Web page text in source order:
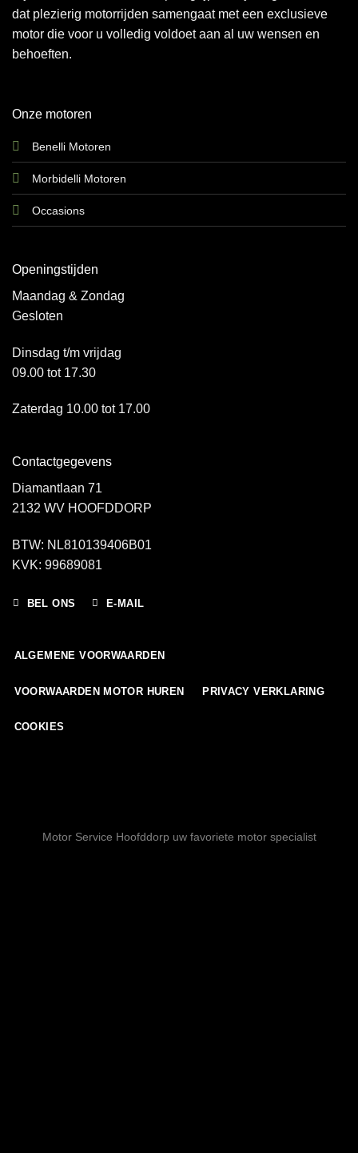
dat plezierig motorrijden samengaat met een exclusieve
motor die voor u volledig voldoet aan al uw wensen en
behoeften.
Onze motoren
Benelli Motoren
Morbidelli Motoren
Occasions
Openingstijden
Maandag & Zondag
Gesloten
Dinsdag t/m vrijdag
09.00 tot 17.30
Zaterdag 10.00 tot 17.00
Contactgegevens
Diamantlaan 71
2132 WV HOOFDDORP
BTW: NL810139406B01
KVK: 99689081
BEL ONS E-MAIL
ALGEMENE VOORWAARDEN
VOORWAARDEN MOTOR HUREN PRIVACY VERKLARING
COOKIES
Motor Service Hoofddorp uw favoriete motor specialist